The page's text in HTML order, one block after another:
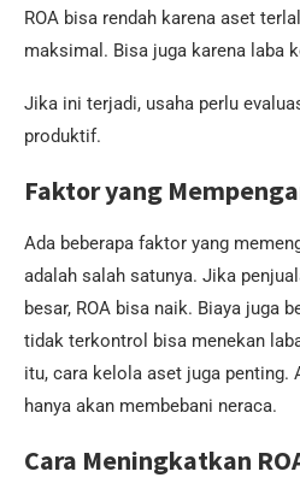
ROA bisa rendah karena aset
maksimal. Bisa juga karena laba
Jika ini terjadi, usaha perlu
produktif.
Faktor yang
Ada beberapa faktor yang
adalah salah satunya. Jika
besar, ROA bisa naik. Biaya juga
tidak terkontrol bisa menekan
itu, cara kelola aset juga penting.
hanya akan membebani neraca.
Cara Meningkatkan